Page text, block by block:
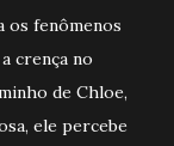
os fenômenos
crença no
de Chloe,
ele percebe